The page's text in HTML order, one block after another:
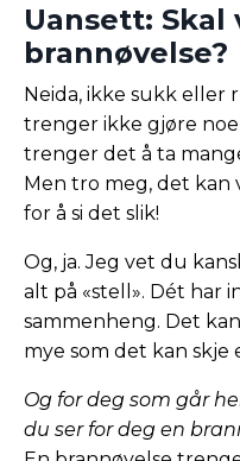
Uansett: Skal
brannøvelse?
Neida, ikke sukk eller
trenger ikke gjøre
trenger det å ta
Men tro meg, det
for å si det slik!
Og, ja. Jeg vet du
alt på «stell». Dét har
sammenheng. Det
mye som det kan skje
Og for deg som går
du ser for deg en